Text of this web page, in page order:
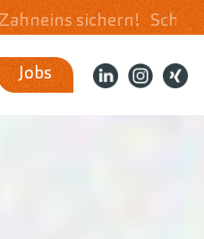
Schnell &
Jobs